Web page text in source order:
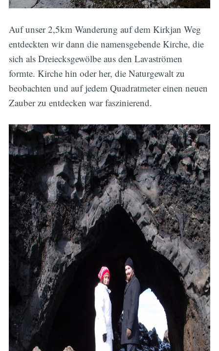
Auf unser 2,5km Wanderung auf dem Kirkjan Weg
entdeckten wir dann die namensgebende Kirche, die
sich als Dreiecksgewölbe aus den Lavaströmen
formte. Kirche hin oder her, die Naturgewalt zu
beobachten und auf jedem Quadratmeter einen neuen
Zauber zu entdecken war faszinierend.